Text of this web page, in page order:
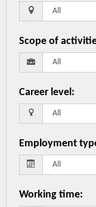
Scope of
Career level:
Employment
Working time: